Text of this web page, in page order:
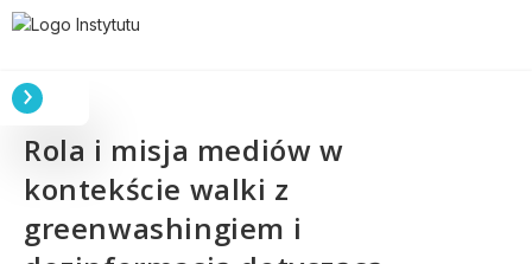
Rola i misja mediów w
kontekście walki z
greenwashingiem i